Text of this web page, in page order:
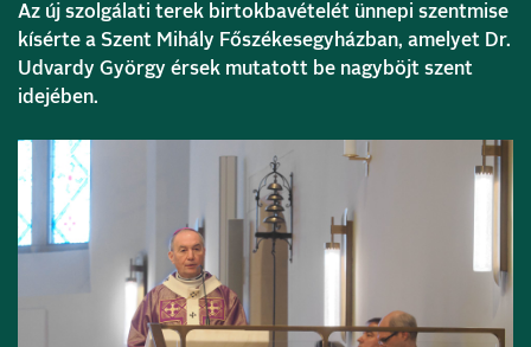
Az új szolgálati terek birtokbavételét ünnepi szentmise
kísérte a Szent Mihály Főszékesegyházban, amelyet Dr.
Udvardy György érsek mutatott be nagyböjt szent
idejében.